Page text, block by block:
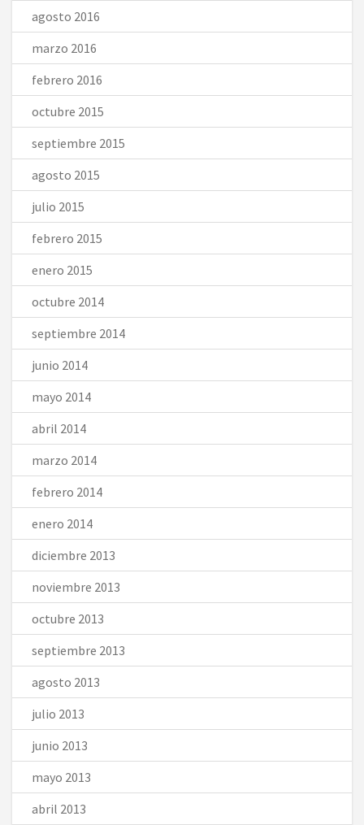
agosto 2016
marzo 2016
febrero 2016
octubre 2015
septiembre 2015
agosto 2015
julio 2015
febrero 2015
enero 2015
octubre 2014
septiembre 2014
junio 2014
mayo 2014
abril 2014
marzo 2014
febrero 2014
enero 2014
diciembre 2013
noviembre 2013
octubre 2013
septiembre 2013
agosto 2013
julio 2013
junio 2013
mayo 2013
abril 2013